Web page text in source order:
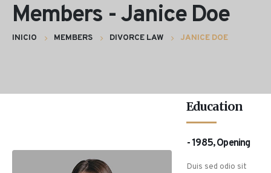
Members - Janice Doe
INICIO MEMBERS DIVORCE LAW JANICE DOE
Education
Fact
- 1985, Opening
Duis sed odio sit